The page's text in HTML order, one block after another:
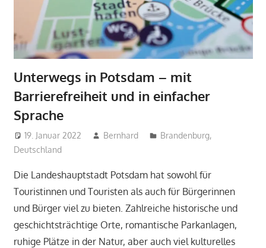
Unterwegs in Potsdam – mit
Barrierefreiheit und in einfacher
Sprache
19. Januar 2022 Bernhard Brandenburg,
Deutschland
Die Landeshauptstadt Potsdam hat sowohl für
Touristinnen und Touristen als auch für Bürgerinnen
und Bürger viel zu bieten. Zahlreiche historische und
geschichtsträchtige Orte, romantische Parkanlagen,
ruhige Plätze in der Natur, aber auch viel kulturelles